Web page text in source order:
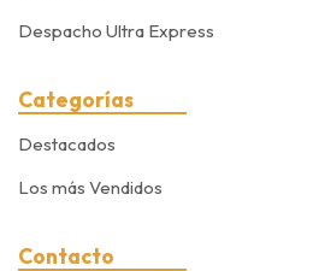
Despacho Ultra Express
Categorías
Destacados
Los más Vendidos
Contacto